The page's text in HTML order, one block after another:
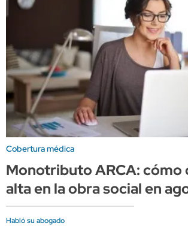
Cobertura médica
Monotributo ARCA: cómo
alta en la obra social en
Habló su abogado